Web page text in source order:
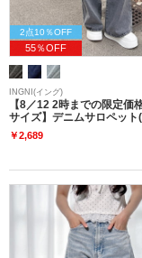
2点10％OFF
55％OFF
INGNI(イング)
【8／12 2時までの限定価
サイズ】デニムサロペット
￥2,689